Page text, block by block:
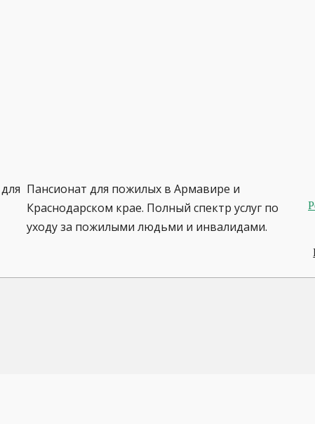
Пансионат для пожилых в Армавире и
Краснодарском крае. Полный спектр услуг по
уходу за пожилыми людьми и инвалидами.